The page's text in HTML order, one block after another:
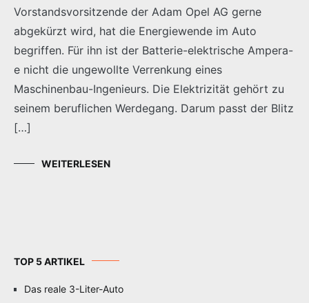
Vorstandsvorsitzende der Adam Opel AG gerne
abgekürzt wird, hat die Energiewende im Auto
begriffen. Für ihn ist der Batterie-elektrische Ampera-
e nicht die ungewollte Verrenkung eines
Maschinenbau-Ingenieurs. Die Elektrizität gehört zu
seinem beruflichen Werdegang. Darum passt der Blitz
[…]
WEITERLESEN
TOP 5 ARTIKEL
Das reale 3-Liter-Auto